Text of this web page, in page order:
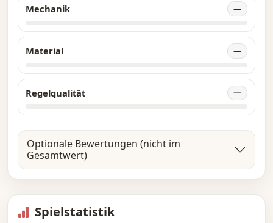
Mechanik —
Material —
Regelqualität —
Optionale Bewertungen (nicht im
Gesamtwert)
Spielstatistik